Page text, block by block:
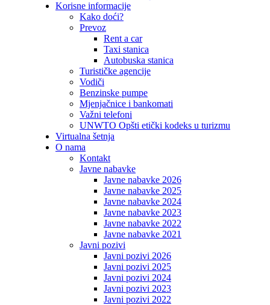
Korisne informacije
Kako doći?
Prevoz
Rent a car
Taxi stanica
Autobuska stanica
Turističke agencije
Vodiči
Benzinske pumpe
Mjenjačnice i bankomati
Važni telefoni
UNWTO Opšti etički kodeks u turizmu
Virtualna šetnja
O nama
Kontakt
Javne nabavke
Javne nabavke 2026
Javne nabavke 2025
Javne nabavke 2024
Javne nabavke 2023
Javne nabavke 2022
Javne nabavke 2021
Javni pozivi
Javni pozivi 2026
Javni pozivi 2025
Javni pozivi 2024
Javni pozivi 2023
Javni pozivi 2022